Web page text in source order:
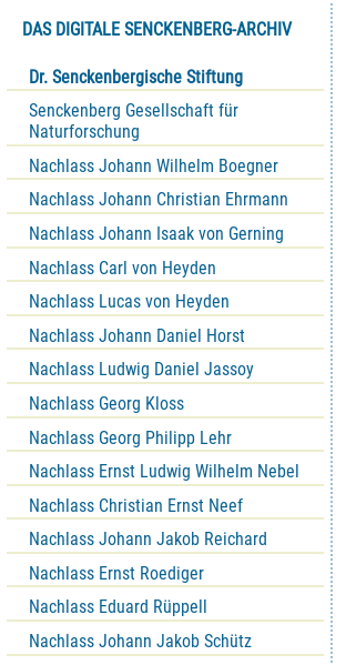
DAS DIGITALE SENCKENBERG-ARCHIV
Dr. Senckenbergische Stiftung
Senckenberg Gesellschaft für
Naturforschung
Nachlass Johann Wilhelm Boegner
Nachlass Johann Christian Ehrmann
Nachlass Johann Isaak von Gerning
Nachlass Carl von Heyden
Nachlass Lucas von Heyden
Nachlass Johann Daniel Horst
Nachlass Ludwig Daniel Jassoy
Nachlass Georg Kloss
Nachlass Georg Philipp Lehr
Nachlass Ernst Ludwig Wilhelm Nebel
Nachlass Christian Ernst Neef
Nachlass Johann Jakob Reichard
Nachlass Ernst Roediger
Nachlass Eduard Rüppell
Nachlass Johann Jakob Schütz